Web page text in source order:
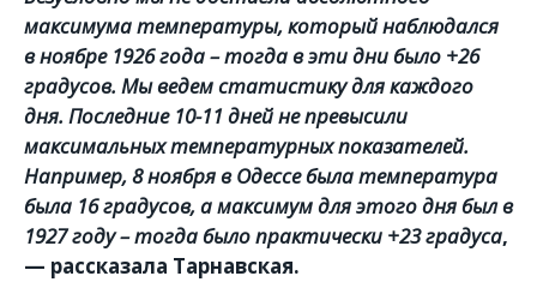
максимума температуры, который наблюдался
в ноябре 1926 года – тогда в эти дни было +26
градусов. Мы ведем статистику для каждого
дня. Последние 10-11 дней не превысили
максимальных температурных показателей.
Например, 8 ноября в Одессе была температура
была 16 градусов, а максимум для этого дня был в
1927 году – тогда было практически +23 градуса,
— рассказала Тарнавская.